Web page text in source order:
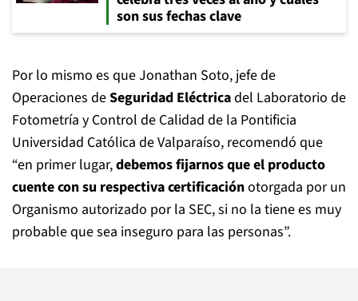
son sus fechas clave
Por lo mismo es que Jonathan Soto, jefe de
Operaciones deSeguridad Eléctricadel Laboratorio de
Fotometría y Control de Calidad de la Pontificia
Universidad Católica de Valparaíso, recomendó que
“en primer lugar,debemos fijarnos que el producto
cuente con su respectiva certificaciónotorgada por un
Organismo autorizado por la SEC, si no la tiene es muy
probable que sea inseguro para las personas”.